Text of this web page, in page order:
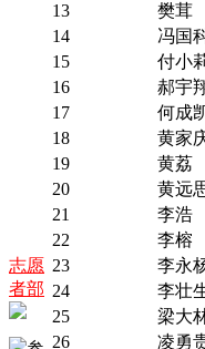
志愿
者部
13
樊茸
14
冯国
15
付小
16
郝宇
17
何成
18
黄家
19
黄荔
20
黄远
21
李浩
22
李榕
23
李永
24
李壮
25
梁大
26
凌勇